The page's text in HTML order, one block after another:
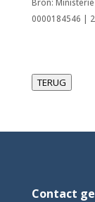
Bron:
0000184546 |
TERUG
Contact